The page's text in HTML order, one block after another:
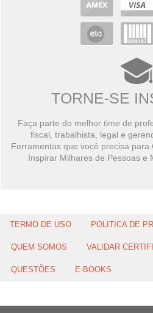
TORNE-SE
Faça parte do melhor time de
fiscal, trabalhista, legal e
Ferramentas que você precisa para
Inspirar Milhares de Pessoas e
TERMO DE USO POLITICA DE
QUEM SOMOS VALIDAR
QUESTÕES E-BOOKS